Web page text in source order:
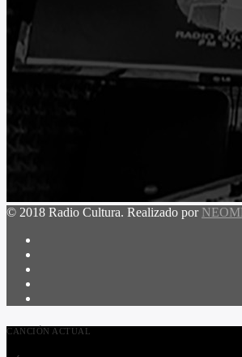
© 2018 Radio Cultura. Realizado por
CANCIÓN ACTUAL